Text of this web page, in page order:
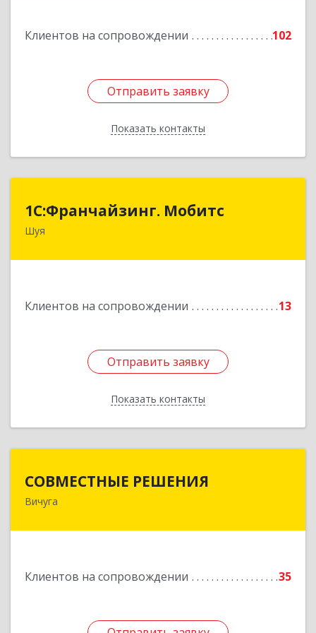
Клиентов на сопровождении 102
Отправить заявку
Показать контакты
Отправить заявку
Назад
1С:Франчайзинг. Мобитс
Шуя
Клиентов на сопровождении 13
Отправить заявку
Показать контакты
1С:Франчайзинг. Мобитс
Отправить заявку
Назад
СОВМЕСТНЫЕ РЕШЕНИЯ
Вичуга
Клиентов на сопровождении 35
155331, Ивановская обл, Вичугский р-н, Вичуга